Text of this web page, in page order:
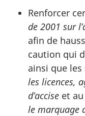
Renforcer
de 2001 sur
afin de
caution qui
ainsi que
les licences,
d’accise et au
le marquage